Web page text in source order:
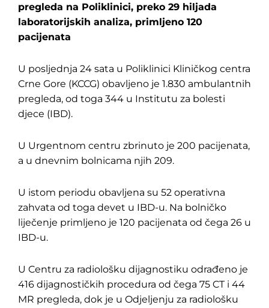
pregleda na Poliklinici, preko 29 hiljada
laboratorijskih analiza, primljeno 120
pacijenata
U posljednja 24 sata u Poliklinici Kliničkog centra
Crne Gore (KCCG) obavljeno je 1.830 ambulantnih
pregleda, od toga 344 u Institutu za bolesti
djece (IBD).
U Urgentnom centru zbrinuto je 200 pacijenata,
a u dnevnim bolnicama njih 209.
U istom periodu obavljena su 52 operativna
zahvata od toga devet u IBD-u. Na bolničko
liječenje primljeno je 120 pacijenata od čega 26 u
IBD-u.
U Centru za radiološku dijagnostiku odrađeno je
416 dijagnostičkih procedura od čega 75 CT i 44
MR pregleda, dok je u Odjeljenju za radiološku